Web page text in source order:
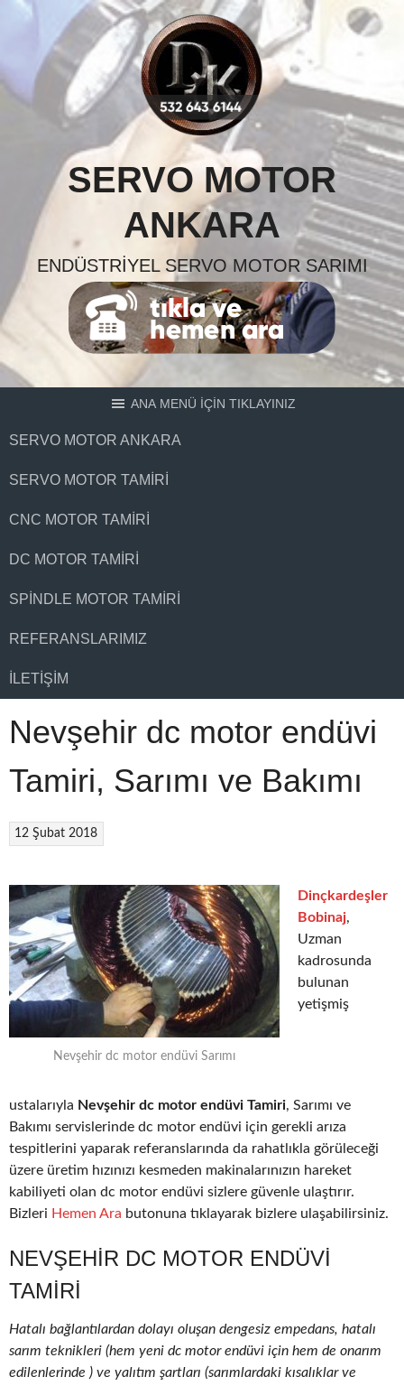
Skip
content
SERVO MOTOR
ANKARA
ENDÜSTRIYEL SERVO MOTOR SARIMI
ANA MENÜ İÇİN TIKLAYINIZ
SERVO MOTOR ANKARA
SERVO MOTOR TAMIRI
CNC MOTOR TAMIRI
DC MOTOR TAMIRI
SPINDLE MOTOR TAMIRI
REFERANSLARIMIZ
İLETIŞIM
Nevşehir dc motor endüvi
Tamiri, Sarımı ve Bakımı
12 Şubat 2018
Nevşehir dc motor endüvi Sarımı
Dinçkardeşler
Bobinaj,
Uzman
kadrosunda
bulunan
yetişmiş
ustalarıyla Nevşehir dc motor endüvi Tamiri, Sarımı ve
Bakımı servislerinde dc motor endüvi için gerekli arıza
tespitlerini yaparak referanslarında da rahatlıkla görüleceği
üzere üretim hızınızı kesmeden makinalarınızın hareket
kabiliyeti olan dc motor endüvi sizlere güvenle ulaştırır.
Bizleri Hemen Ara butonuna tıklayarak bizlere ulaşabilirsiniz.
NEVŞEHIR DC MOTOR ENDÜVI
TAMIRI
Hatalı bağlantılardan dolayı oluşan dengesiz empedans, hatalı
sarım teknikleri (hem yeni dc motor endüvi için hem de onarım
edilenlerinde ) ve yalıtım şartları (sarımlardaki kısalıklar ve